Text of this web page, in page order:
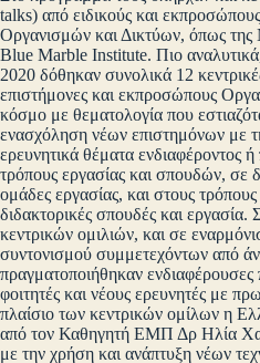
talks) από ειδικούς και
Οργανισμών και Δικτύων, όπως
Blue Marble Institute. Πιο
2020 δόθηκαν συνολικά 12
επιστήμονες και εκπροσώπους
κόσμο με θεματολογία που
ενασχόληση νέων επιστημόνων με
ερευνητικά θέματα ενδιαφέροντος
τρόπους εργασίας και σπουδών, σε
ομάδες εργασίας, και στους
διδακτορικές σπουδές και εργασία.
κεντρικών ομιλιών, και σε
συντονισμού συμμετεχόντων από
πραγματοποιήθηκαν ενδιαφέρουσες
φοιτητές και νέους ερευνητές με
πλαίσιο των κεντρικών ομίλων η
από τον Καθηγητή ΕΜΠ Δρ Ηλία
με την χρήση και ανάπτυξη νέων